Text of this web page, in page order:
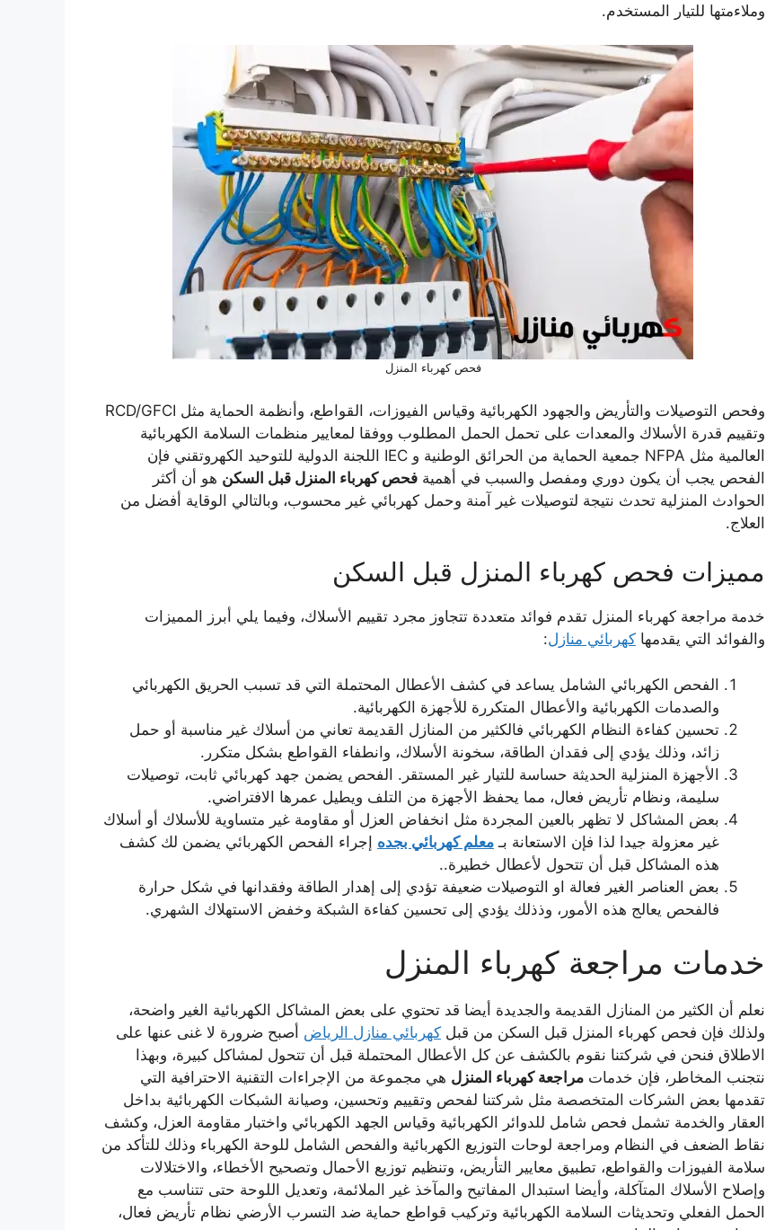
وملاءمتها للتيار المستخدم.
فحص كهرباء المنزل
وفحص التوصيلات والتأريض والجهود الكهربائية وقياس الفيوزات، القواطع، وأنظمة الحماية مثل RCD/GFCI
وتقييم قدرة الأسلاك والمعدات على تحمل الحمل المطلوب ووفقا لمعايير منظمات السلامة الكهربائية
العالمية مثل NFPA جمعية الحماية من الحرائق الوطنية و IEC اللجنة الدولية للتوحيد الكهروتقني فإن
الفحص يجب أن يكون دوري ومفصل والسبب في أهمية فحص كهرباء المنزل قبل السكن هو أن أكثر
الحوادث المنزلية تحدث نتيجة لتوصيلات غير آمنة وحمل كهربائي غير محسوب، وبالتالي الوقاية أفضل من
العلاج.
مميزات فحص كهرباء المنزل قبل السكن
خدمة مراجعة كهرباء المنزل تقدم فوائد متعددة تتجاوز مجرد تقييم الأسلاك، وفيما يلي أبرز المميزات
والفوائد التي يقدمها كهربائي منازل:
الفحص الكهربائي الشامل يساعد في كشف الأعطال المحتملة التي قد تسبب الحريق الكهربائي
والصدمات الكهربائية والأعطال المتكررة للأجهزة الكهربائية.
تحسين كفاءة النظام الكهربائي فالكثير من المنازل القديمة تعاني من أسلاك غير مناسبة أو حمل
زائد، وذلك يؤدي إلى فقدان الطاقة، سخونة الأسلاك، وانطفاء القواطع بشكل متكرر.
الأجهزة المنزلية الحديثة حساسة للتيار غير المستقر. الفحص يضمن جهد كهربائي ثابت، توصيلات
سليمة، ونظام تأريض فعال، مما يحفظ الأجهزة من التلف ويطيل عمرها الافتراضي.
بعض المشاكل لا تظهر بالعين المجردة مثل انخفاض العزل أو مقاومة غير متساوية للأسلاك أو أسلاك
غير معزولة جيدا لذا فإن الاستعانة بـ معلم كهربائي بجده إجراء الفحص الكهربائي يضمن لك كشف
هذه المشاكل قبل أن تتحول لأعطال خطيرة..
بعض العناصر الغير فعالة او التوصيلات ضعيفة تؤدي إلى إهدار الطاقة وفقدانها في شكل حرارة
فالفحص يعالج هذه الأمور، وذذلك يؤدي إلى تحسين كفاءة الشبكة وخفض الاستهلاك الشهري.
خدمات مراجعة كهرباء المنزل
نعلم أن الكثير من المنازل القديمة والجديدة أيضا قد تحتوي على بعض المشاكل الكهربائية الغير واضحة،
ولذلك فإن فحص كهرباء المنزل قبل السكن من قبل كهربائي منازل الرياض أصبح ضرورة لا غنى عنها على
الاطلاق فنحن في شركتنا نقوم بالكشف عن كل الأعطال المحتملة قبل أن تتحول لمشاكل كبيرة، وبهذا
نتجنب المخاطر، فإن خدمات مراجعة كهرباء المنزل هي مجموعة من الإجراءات التقنية الاحترافية التي
تقدمها بعض الشركات المتخصصة مثل شركتنا لفحص وتقييم وتحسين، وصيانة الشبكات الكهربائية بداخل
العقار والخدمة تشمل فحص شامل للدوائر الكهربائية وقياس الجهد الكهربائي واختبار مقاومة العزل، وكشف
نقاط الضعف في النظام ومراجعة لوحات التوزيع الكهربائية والفحص الشامل للوحة الكهرباء وذلك للتأكد من
سلامة الفيوزات والقواطع، تطبيق معايير التأريض، وتنظيم توزيع الأحمال وتصحيح الأخطاء، والاختلالات
وإصلاح الأسلاك المتآكلة، وأيضا استبدال المفاتيح والمآخذ غير الملائمة، وتعديل اللوحة حتى تتناسب مع
الحمل الفعلي وتحديثات السلامة الكهربائية وتركيب قواطع حماية ضد التسرب الأرضي نظام تأريض فعال،